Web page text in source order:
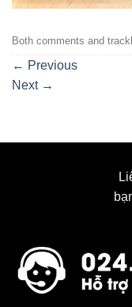
Both comments and
← Previous
Next →